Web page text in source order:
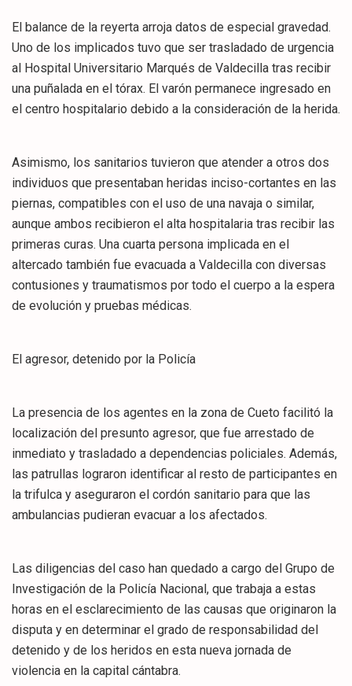
​El balance de la reyerta arroja datos de especial gravedad.
Uno de los implicados tuvo que ser trasladado de urgencia
al Hospital Universitario Marqués de Valdecilla tras recibir
una puñalada en el tórax. El varón permanece ingresado en
el centro hospitalario debido a la consideración de la herida.
​Asimismo, los sanitarios tuvieron que atender a otros dos
individuos que presentaban heridas inciso-cortantes en las
piernas, compatibles con el uso de una navaja o similar,
aunque ambos recibieron el alta hospitalaria tras recibir las
primeras curas. Una cuarta persona implicada en el
altercado también fue evacuada a Valdecilla con diversas
contusiones y traumatismos por todo el cuerpo a la espera
de evolución y pruebas médicas.
​El agresor, detenido por la Policía
​La presencia de los agentes en la zona de Cueto facilitó la
localización del presunto agresor, que fue arrestado de
inmediato y trasladado a dependencias policiales. Además,
las patrullas lograron identificar al resto de participantes en
la trifulca y aseguraron el cordón sanitario para que las
ambulancias pudieran evacuar a los afectados.
​Las diligencias del caso han quedado a cargo del Grupo de
Investigación de la Policía Nacional, que trabaja a estas
horas en el esclarecimiento de las causas que originaron la
disputa y en determinar el grado de responsabilidad del
detenido y de los heridos en esta nueva jornada de
violencia en la capital cántabra.